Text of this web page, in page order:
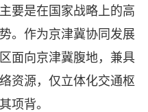
是在国家战略上的高
。作为京津冀协同发展
面向京津冀腹地，兼具
资源，仅立体化交通枢
项背。